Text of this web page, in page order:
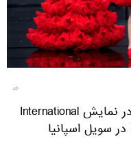
مدل ها در لباسی از Teressa Ninu در نمایش International